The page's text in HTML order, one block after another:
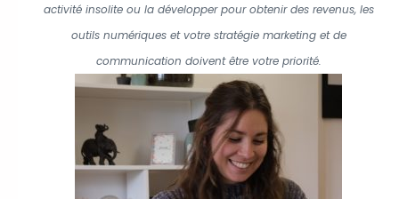
activité insolite ou la développer pour obtenir des revenus, les
outils numériques et votre stratégie marketing et de
communication doivent être votre priorité.